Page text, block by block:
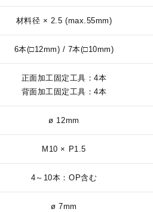
材料径 × 2.5 (max.55mm)
6本(□12mm) / 7本(□10mm)
正面加工固定工具：4本
背面加工固定工具：4本
ø 12mm
M10 × P1.5
4～10本：OP含む
ø 7mm